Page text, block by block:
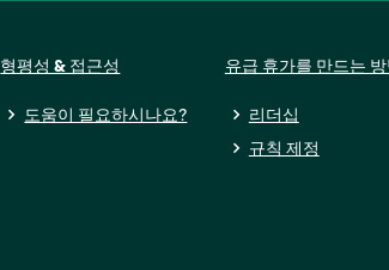
유급 휴가를 만드는 방
리더십
규칙 제정
형평성 & 접근성
도움이 필요하시나요?